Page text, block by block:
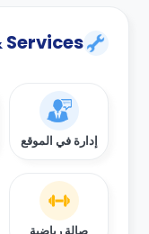
إدارة في الموقع